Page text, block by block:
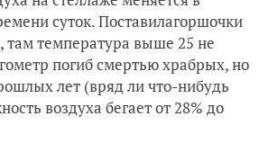
суток. Поставилагоршочки
температура выше 25 не
погиб смертью храбрых, но
лет (вряд ли что-нибудь
воздуха бегает от 28% до